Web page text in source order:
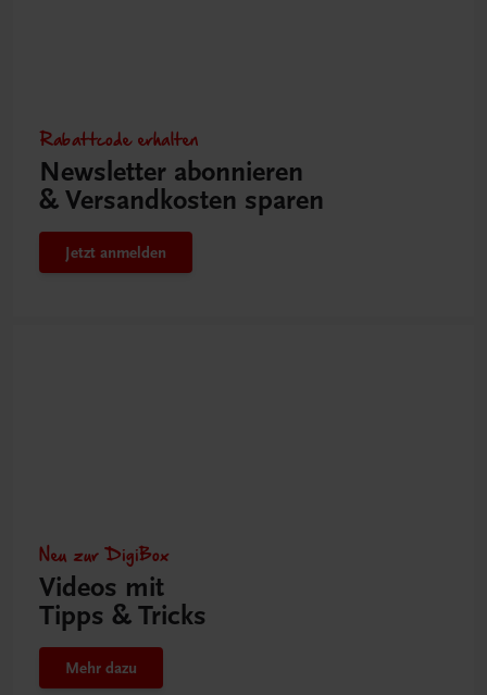
Rabattcode erhalten
Newsletter abonnieren
& Versandkosten sparen
Jetzt anmelden
Neu zur DigiBox
Videos mit
Tipps & Tricks
Mehr dazu